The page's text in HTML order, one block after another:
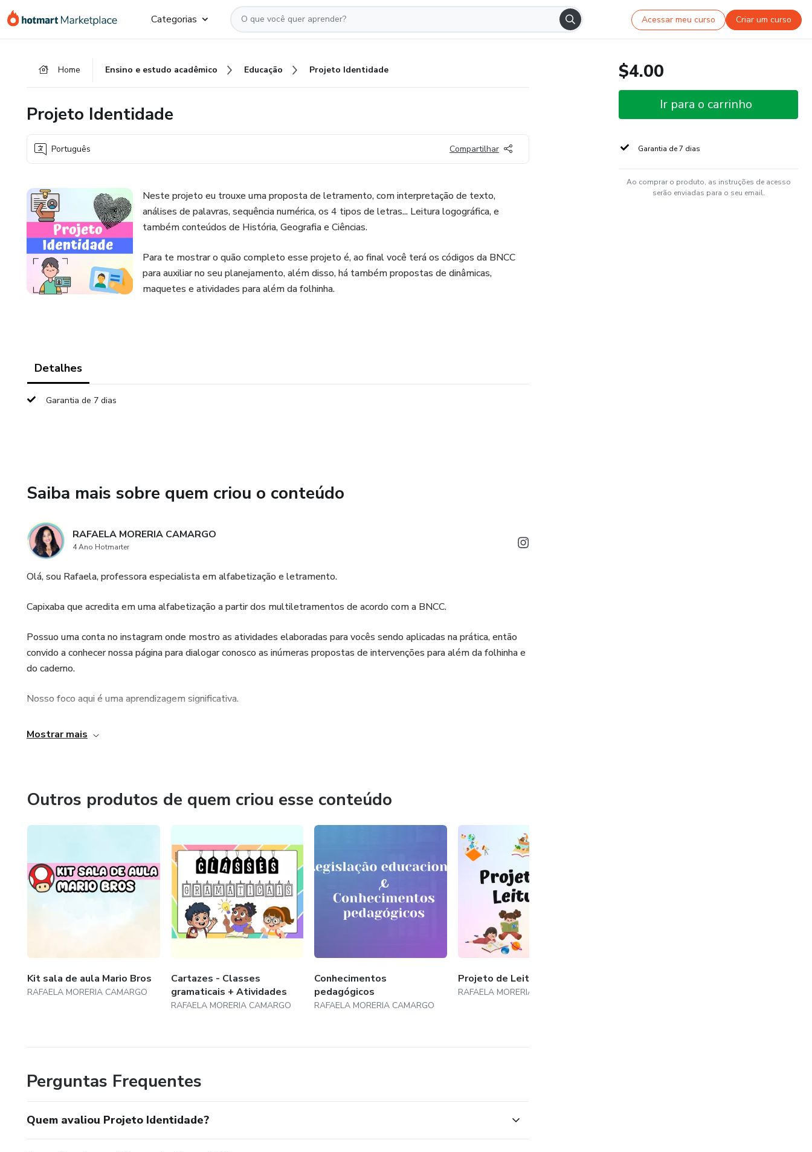
para
para
para
Categorias Acessar meu curso Criar um curso
Home Ensino e estudo acadêmico Educação Projeto Identidade
Projeto Identidade
Português Compartilhar
Neste projeto eu trouxe uma proposta de letramento, com interpretação de texto,
análises de palavras, sequência numérica, os 4 tipos de letras... Leitura logográfica, e
também conteúdos de História, Geografia e Ciências.
Para te mostrar o quão completo esse projeto é, ao final você terá os códigos da BNCC
para auxiliar no seu planejamento, além disso, há também propostas de dinâmicas,
maquetes e atividades para além da folhinha.
Detalhes
Garantia de 7 dias
Saiba mais sobre quem criou o conteúdo
RAFAELA MORERIA CAMARGO
4 Ano Hotmarter
Olá, sou Rafaela, professora especialista em alfabetização e letramento.
Capixaba que acredita em uma alfabetização a partir dos multiletramentos de acordo com a BNCC.
Possuo uma conta no instagram onde mostro as atividades elaboradas para vocês sendo aplicadas na prática, então
convido a conhecer nossa página para dialogar conosco as inúmeras propostas de intervenções para além da folhinha e
do caderno.
Nosso foco aqui é uma aprendizagem significativa.
Nosso instagram: saladatiarafa
Mostrar mais
Outros produtos de quem criou esse conteúdo
Kit sala de aula Mario Bros
RAFAELA MORERIA CAMARGO
Cartazes - Classes
gramaticais + Atividades
RAFAELA MORERIA CAMARGO
Conhecimentos
pedagógicos
RAFAELA MORERIA CAMARGO
Projeto de Leitura
RAFAELA MORERIA CAMARGO
Perguntas Frequentes
Quem avaliou Projeto Identidade?
$4.00
Ir para o carrinho
Garantia de 7 dias
Ao comprar o produto, as instruções de acesso
serão enviadas para o seu email.